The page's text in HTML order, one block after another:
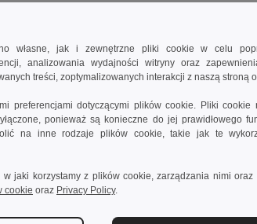
Dodaj opinię
własne, jak i zewnętrzne pliki cookie w celu
analizowania wydajności witryny oraz
treści, zoptymalizowanych interakcji z naszą stroną
preferencjami dotyczącymi plików cookie. Pliki cookie
ponieważ są konieczne do jej prawidłowego
na inne rodzaje plików cookie, takie jak te
jaki korzystamy z plików cookie, zarządzania nimi oraz
cookie oraz Privacy Policy.